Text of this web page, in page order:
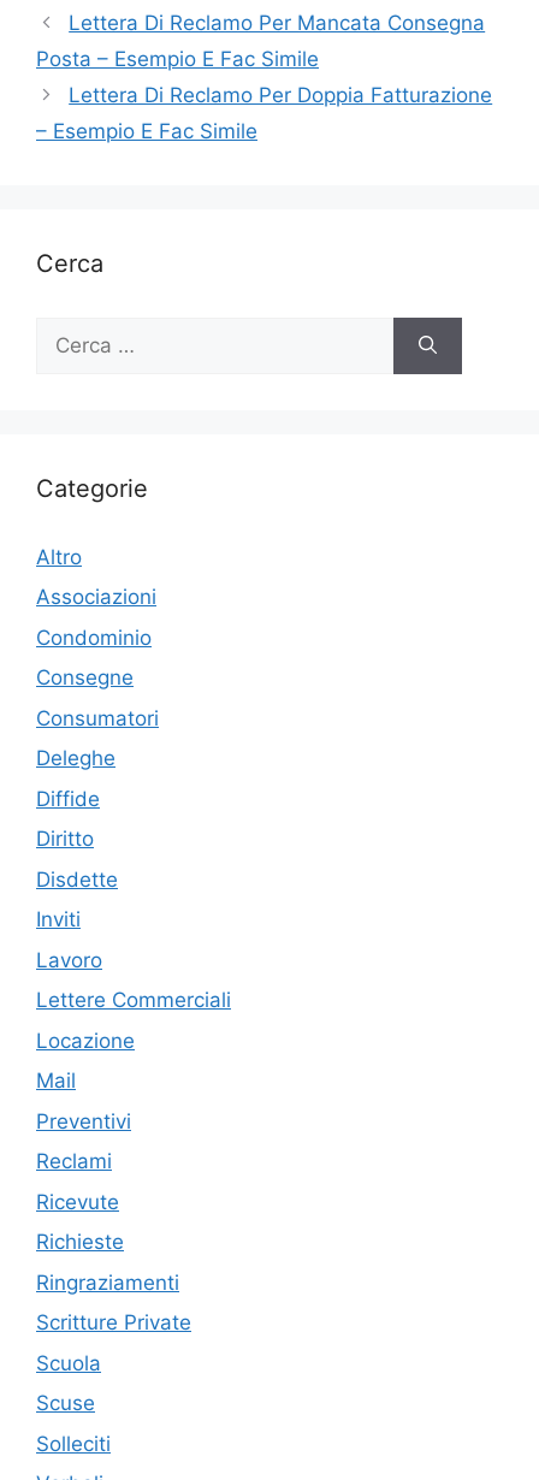
Lettera Di Reclamo Per Mancata Consegna
Posta – Esempio E Fac Simile
Lettera Di Reclamo Per Doppia Fatturazione
– Esempio E Fac Simile
Cerca
per:
Categorie
Altro
Associazioni
Condominio
Consegne
Consumatori
Deleghe
Diffide
Diritto
Disdette
Inviti
Lavoro
Lettere Commerciali
Locazione
Mail
Preventivi
Reclami
Ricevute
Richieste
Ringraziamenti
Scritture Private
Scuola
Scuse
Solleciti